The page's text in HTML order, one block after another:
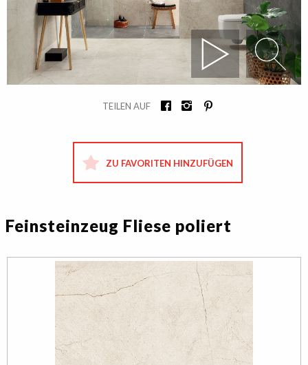
TEILEN AUF
ZU FAVORITEN HINZUFÜGEN
Feinsteinzeug Fliese poliert